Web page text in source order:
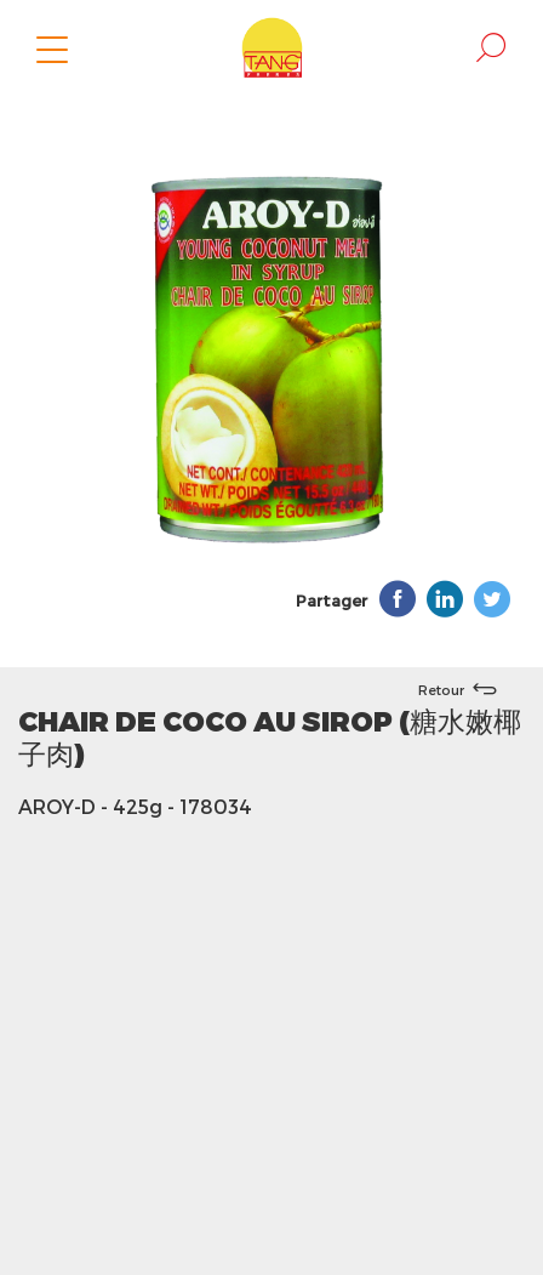
Partager
Retour
CHAIR DE COCO AU SIROP (糖水嫩椰
子肉)
AROY-D - 425g - 178034